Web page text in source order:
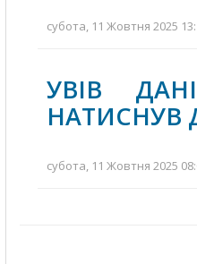
субота, 11 Жовтня 2025
УВІВ
НАТИСНУВ
субота, 11 Жовтня 2025